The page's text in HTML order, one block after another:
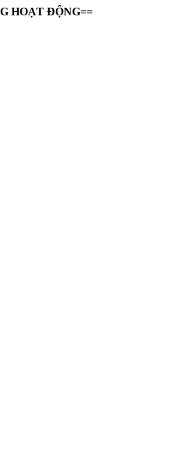
HOẠT ĐỘNG==